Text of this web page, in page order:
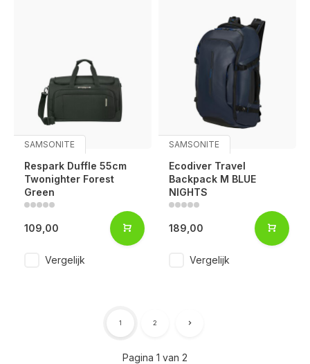
SAMSONITE
Respark Duffle 55cm
Twonighter Forest
Green
109,00
Vergelijk
SAMSONITE
Ecodiver Travel
Backpack M BLUE
NIGHTS
189,00
Vergelijk
Pagina 1 van 2
1 2